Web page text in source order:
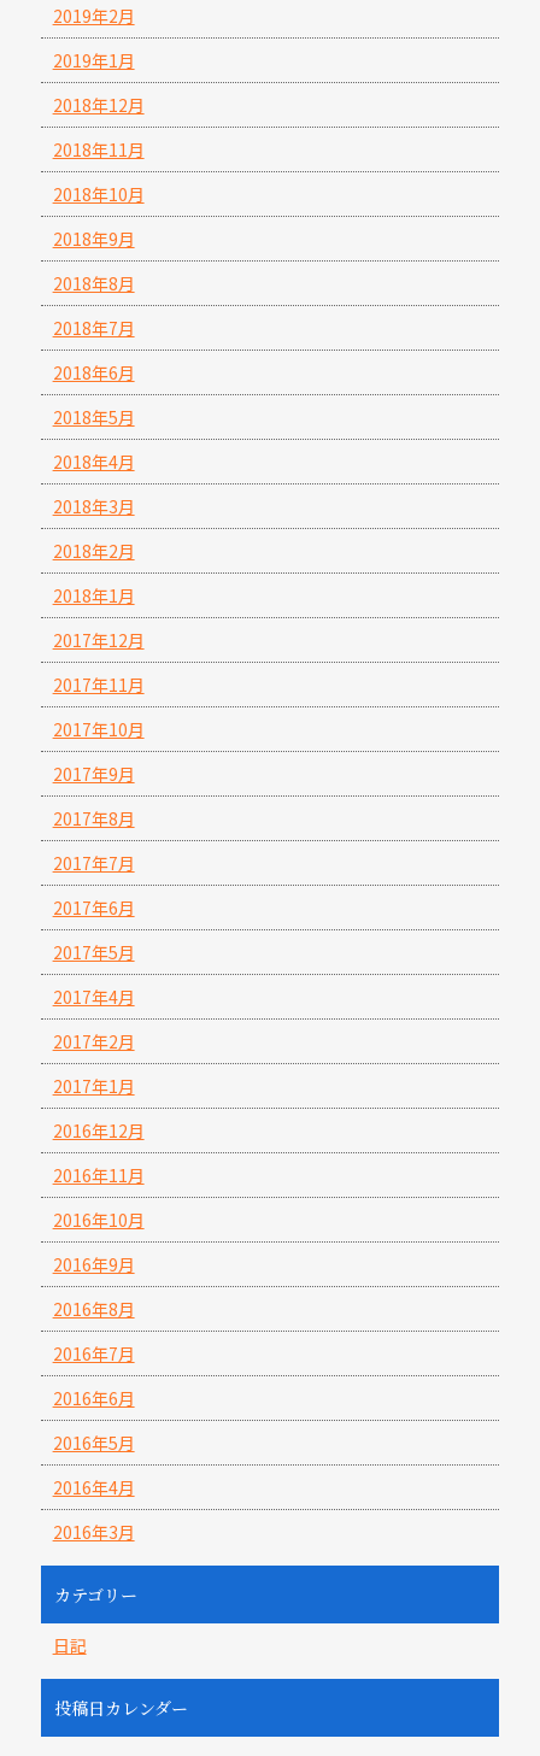
2019年2月
2019年1月
2018年12月
2018年11月
2018年10月
2018年9月
2018年8月
2018年7月
2018年6月
2018年5月
2018年4月
2018年3月
2018年2月
2018年1月
2017年12月
2017年11月
2017年10月
2017年9月
2017年8月
2017年7月
2017年6月
2017年5月
2017年4月
2017年2月
2017年1月
2016年12月
2016年11月
2016年10月
2016年9月
2016年8月
2016年7月
2016年6月
2016年5月
2016年4月
2016年3月
カテゴリー
日記
投稿日カレンダー